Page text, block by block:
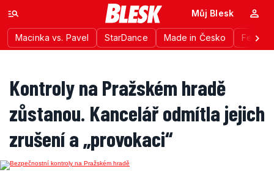
Macinka vs. Pavel StarDance Made in Česko
Můj Blesk
Kontroly na Pražském hradě
zůstanou. Kancelář odmítla jejich
zrušení a „provokaci“